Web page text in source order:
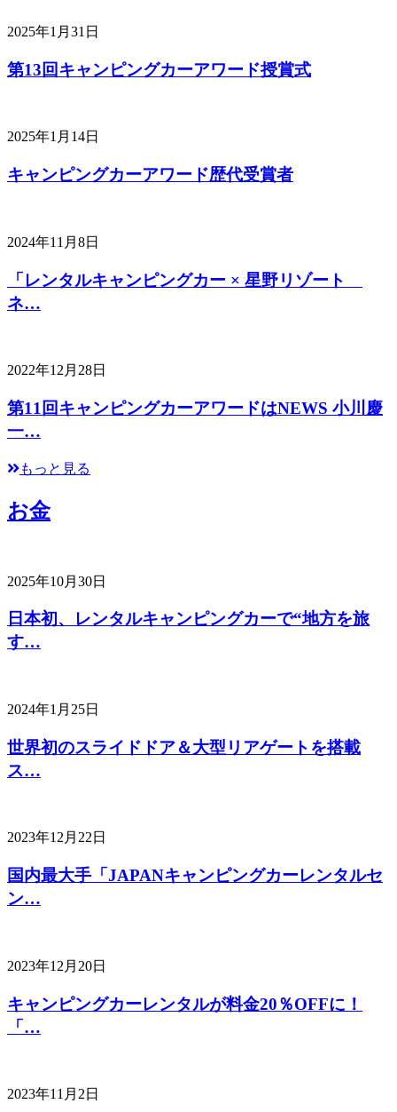
2025年1月31日
第13回キャンピングカーアワード授賞式
2025年1月14日
キャンピングカーアワード歴代受賞者
2024年11月8日
「レンタルキャンピングカー × 星野リゾート
ネ…
2022年12月28日
第11回キャンピングカーアワードはNEWS 小川慶
一…
もっと見る
お金
2025年10月30日
日本初、レンタルキャンピングカーで“地方を旅
す…
2024年1月25日
世界初のスライドドア＆大型リアゲートを搭載
ス…
2023年12月22日
国内最大手「JAPANキャンピングカーレンタルセ
ン…
2023年12月20日
キャンピングカーレンタルが料金20％OFFに！
「…
2023年11月2日